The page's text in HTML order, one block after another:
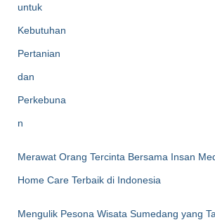
Merawat Orang Tercinta Bersama Insan
Home Care Terbaik di Indonesia
Mengulik Pesona Wisata Sumedang yang